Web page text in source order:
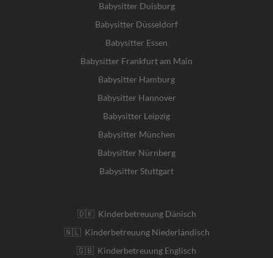
Babysitter Duisburg
Babysitter Düsseldorf
Babysitter Essen
Babysitter Frankfurt am Main
Babysitter Hamburg
Babysitter Hannover
Babysitter Leipzig
Babysitter München
Babysitter Nürnberg
Babysitter Stuttgart
🇩🇰 Kinderbetreuung Dänisch
🇳🇱 Kinderbetreuung Niederländisch
🇬🇧 Kinderbetreuung Englisch